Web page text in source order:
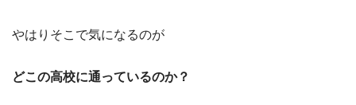
やはりそこで気になるのが
どこの高校に通っているのか？